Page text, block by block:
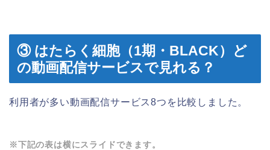
③ はたらく細胞（1期・BLACK）ど
の動画配信サービスで見れる？
利用者が多い動画配信サービス8つを比較しました。
※下記の表は横にスライドできます。